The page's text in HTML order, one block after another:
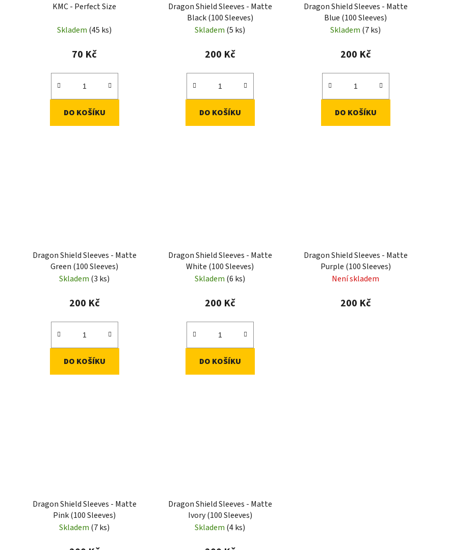
KMC - Perfect Size
Skladem (45 ks)
70 Kč
DO KOŠÍKU
Dragon Shield Sleeves - Matte
Black (100 Sleeves)
Skladem (5 ks)
200 Kč
DO KOŠÍKU
Dragon Shield Sleeves - Matte
Blue (100 Sleeves)
Skladem (7 ks)
200 Kč
DO KOŠÍKU
Dragon Shield Sleeves - Matte
Green (100 Sleeves)
Skladem (3 ks)
200 Kč
DO KOŠÍKU
Dragon Shield Sleeves - Matte
White (100 Sleeves)
Skladem (6 ks)
200 Kč
DO KOŠÍKU
Dragon Shield Sleeves - Matte
Purple (100 Sleeves)
Není skladem
200 Kč
Dragon Shield Sleeves - Matte
Pink (100 Sleeves)
Skladem (7 ks)
Dragon Shield Sleeves - Matte
Ivory (100 Sleeves)
Skladem (4 ks)